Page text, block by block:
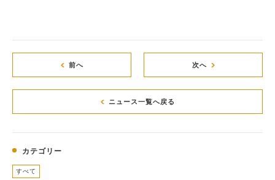
前へ 次へ
ニュース一覧へ戻る
カテゴリー
すべて